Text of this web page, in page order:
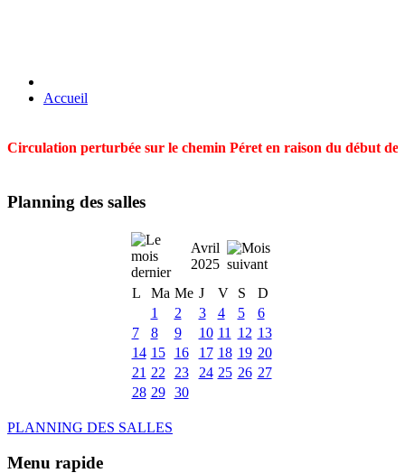
Accueil
Circulation perturbée sur le chemin Péret en raison du début
Planning des salles
Avril
2025
L
Ma Me J V S
D
1
2 3 4 5
6
7
8 9 10 11 12 13
14 15 16 17 18 19 20
21 22 23 24 25 26 27
28 29 30
PLANNING DES SALLES
Menu rapide